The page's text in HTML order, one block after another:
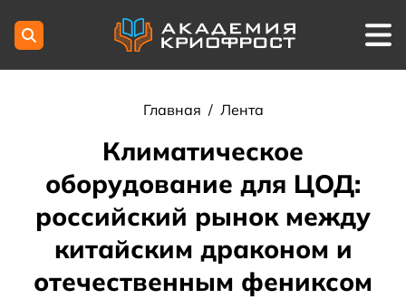
Главная / Лента
Климатическое
оборудование для ЦОД:
российский рынок между
китайским драконом и
отечественным фениксом